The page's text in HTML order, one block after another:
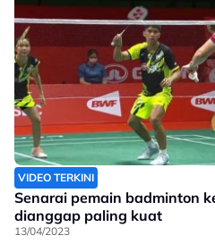
VIDEO TERKINI
Senarai pemain badminton
dianggap paling kuat
13/04/2023